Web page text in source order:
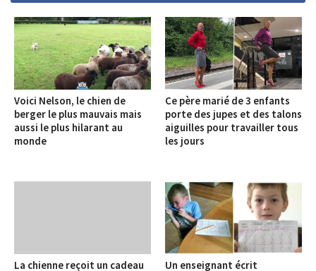
Voici Nelson, le chien de
berger le plus mauvais mais
aussi le plus hilarant au
monde
Ce père marié de 3 enfants
porte des jupes et des talons
aiguilles pour travailler tous
les jours
La chienne reçoit un cadeau Un enseignant écrit